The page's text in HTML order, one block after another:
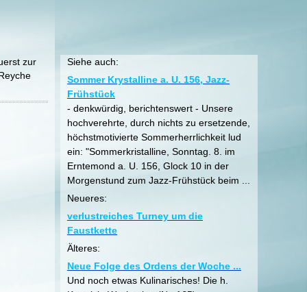
zur
Siehe auch:
Sommer Krystalline a. U. 156, Jazz-
Frühstück
- denkwürdig, berichtenswert - Unsere
hochverehrte, durch nichts zu ersetzende,
höchstmotivierte Sommerherrlichkeit lud
ein: "Sommerkristalline, Sonntag. 8. im
Erntemond a. U. 156, Glock 10 in der
Morgenstund zum Jazz-Frühstück beim ...
Neueres:
verlustreiches Turney um die
Faustkette
Älteres:
Neue Folge des Ordens der Woche ...
Und noch etwas Kulinarisches! Die h.